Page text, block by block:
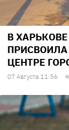
В
ЦЕНТРЕ
07 Августа 11:56